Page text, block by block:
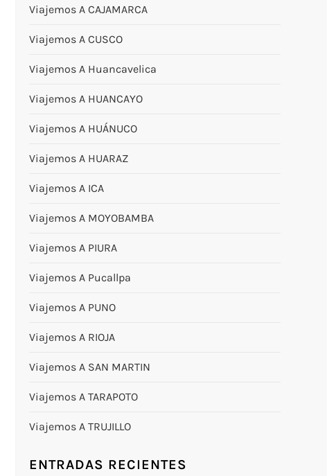
Viajemos A CAJAMARCA
Viajemos A CUSCO
Viajemos A Huancavelica
Viajemos A HUANCAYO
Viajemos A HUÁNUCO
Viajemos A HUARAZ
Viajemos A ICA
Viajemos A MOYOBAMBA
Viajemos A PIURA
Viajemos A Pucallpa
Viajemos A PUNO
Viajemos A RIOJA
Viajemos A SAN MARTIN
Viajemos A TARAPOTO
Viajemos A TRUJILLO
ENTRADAS RECIENTES